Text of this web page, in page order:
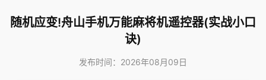
随机应变!舟山手机万能麻将机遥控器(实战小口
诀)
发布时间：2026年08月09日